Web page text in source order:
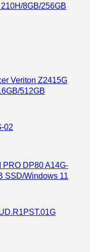
8GB/256GB
Veriton Z2415G
512GB
DP80 A14G-
SSD/Windows 11